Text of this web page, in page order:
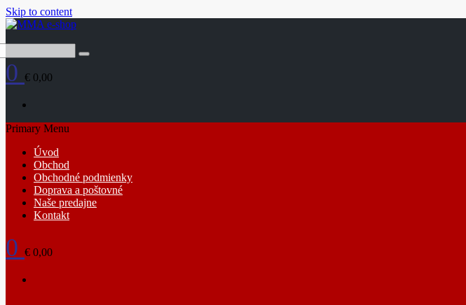
Skip to content
0 € 0,00
Primary Menu
Úvod
Obchod
Obchodné podmienky
Doprava a poštovné
Naše predajne
Kontakt
0 € 0,00